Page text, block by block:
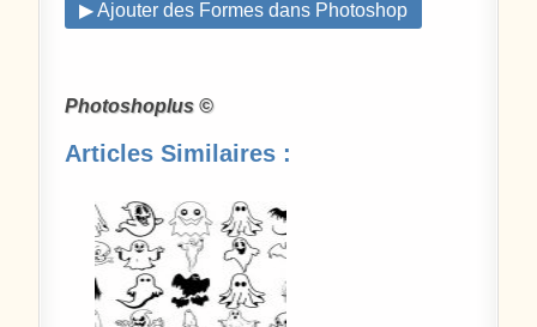
▶ Ajouter des Formes dans Photoshop
Photoshoplus ©
Articles Similaires :